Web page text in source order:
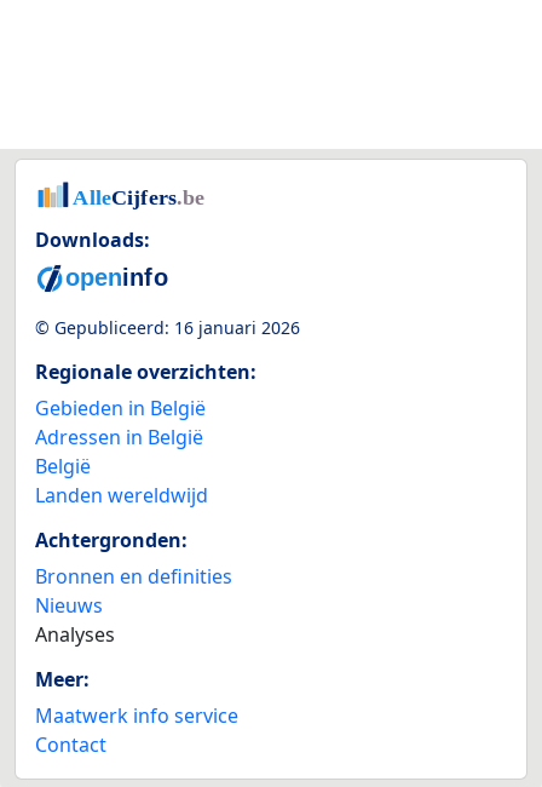
Downloads:
© Gepubliceerd: 16 januari 2026
Regionale overzichten:
Gebieden in België
Adressen in België
België
Landen wereldwijd
Achtergronden:
Bronnen en definities
Nieuws
Analyses
Meer:
Maatwerk info service
Contact